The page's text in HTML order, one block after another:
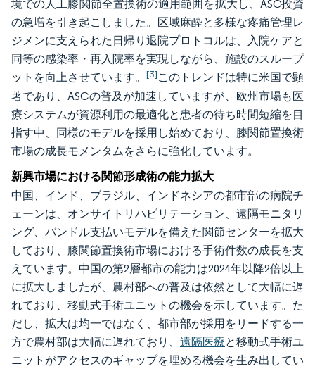
境での人工膝関節全置換術の適用範囲を拡大し、ASC投資
の急増を引き起こしました。区域麻酔と多様な疼痛管理レ
ジメンに支えられた日帰り退院プロトコルは、入院ケアと
同等の感染率・再入院率を実現しながら、施設のスループ
ットを向上させています。 [3]このトレンドは特に米国で顕
著であり、ASCの普及が加速していますが、欧州市場も医
療システムが資源利用の最適化と患者の待ち時間短縮を目
指す中、同様のモデルを採用し始めており、膝関節置換術
市場の成長モメンタムをさらに強化しています。
新興市場における関節形成術の能力拡大
中国、インド、ブラジル、インドネシアの都市部の病院チ
ェーンは、オンサイトリハビリテーション、遠隔モニタリ
ング、バンドル支払いモデルを備えた関節センターを拡大
しており、膝関節置換術市場における手術件数の成長を支
えています。中国の第2層都市の能力は2024年以降2倍以上
に拡大しましたが、農村部への普及は依然として大幅に遅
れており、移動式手術ユニットの機会を示しています。た
だし、拡大は均一ではなく、都市部が採用をリードする一
方で農村部は大幅に遅れており、 遠隔医療と移動式手術ユ
ニットがアクセスのギャップを埋める機会を生み出してい